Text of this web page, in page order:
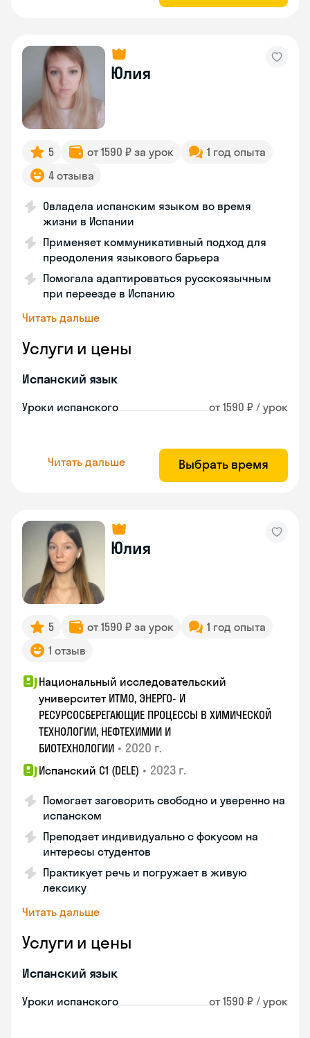
Юлия
5 от 1590 ₽ за урок
1 год опыта
4 отзыва
Овладела испанским языком во время
жизни в Испании
Применяет коммуникативный подход для
преодоления языкового барьера
Помогала адаптироваться русскоязычным
при переезде в Испанию
Читать дальше
Услуги и цены
Испанский язык
Уроки испанского от 1590 ₽ / урок
Читать дальше Выбрать время
Юлия
5 от 1590 ₽ за урок
1 год опыта
1 отзыв
Национальный исследовательский
университет ИТМО, ЭНЕРГО- И
РЕСУРСОСБЕРЕГАЮЩИЕ ПРОЦЕССЫ В ХИМИЧЕСКОЙ
ТЕХНОЛОГИИ, НЕФТЕХИМИИ И
БИОТЕХНОЛОГИИ • 2020 г.
Испанский С1 (DELE) • 2023 г.
Помогает заговорить свободно и уверенно на
испанском
Преподает индивидуально с фокусом на
интересы студентов
Практикует речь и погружает в живую
лексику
Читать дальше
Услуги и цены
Испанский язык
Уроки испанского от 1590 ₽ / урок